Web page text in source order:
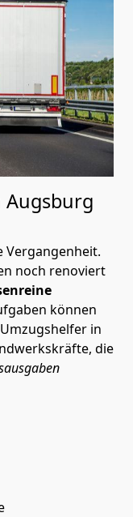
Augsburg
Vergangenheit.
noch renoviert
können
in
die